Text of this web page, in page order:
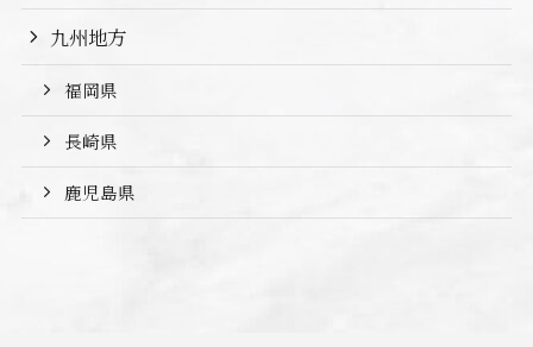
九州地方
福岡県
長崎県
鹿児島県